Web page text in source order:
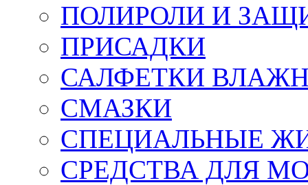
ПОЛИРОЛИ И
ПРИСАДКИ
САЛФЕТКИ
СМАЗКИ
СПЕЦИАЛЬНЫЕ
СРЕДСТВА ДЛЯ